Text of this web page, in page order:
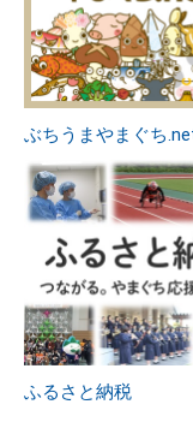
ぶちうまやまぐち
ふるさと納税